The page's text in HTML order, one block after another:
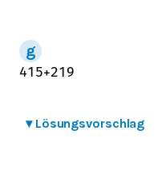
41 5+21 9
▾ Lösungsvorschlag